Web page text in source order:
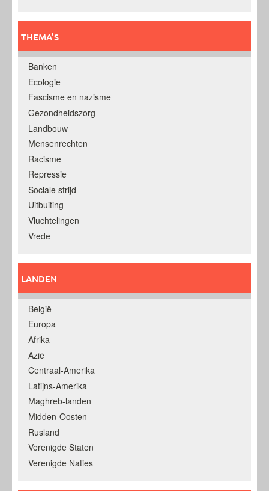
THEMA’S
Banken
Ecologie
Fascisme en nazisme
Gezondheidszorg
Landbouw
Mensenrechten
Racisme
Repressie
Sociale strijd
Uitbuiting
Vluchtelingen
Vrede
LANDEN
België
Europa
Afrika
Azië
Centraal-Amerika
Latijns-Amerika
Maghreb-landen
Midden-Oosten
Rusland
Verenigde Staten
Verenigde Naties